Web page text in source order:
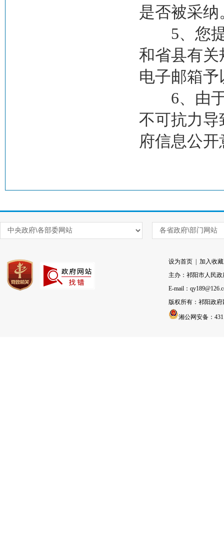
是否被采
5、您提
和省县有关
电子邮箱
6、由于
不可抗力导
府信息公
设为首页
加入收藏
主办：祁阳市人民
E-mail：
版权所有：祁阳政
湘公网安备：